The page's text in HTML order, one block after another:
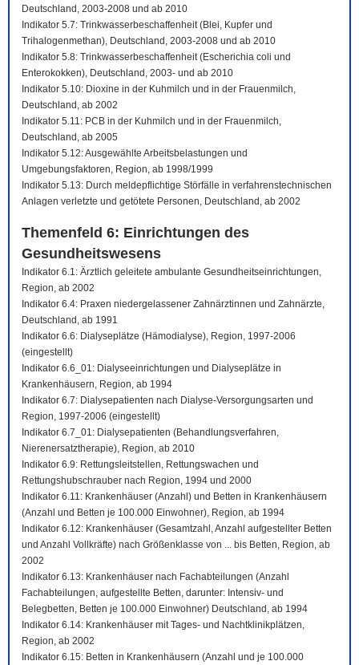
Deutschland, 2003-2008 und ab 2010
Indikator 5.7: Trinkwasserbeschaffenheit (Blei, Kupfer und
Trihalogenmethan), Deutschland, 2003-2008 und ab 2010
Indikator 5.8: Trinkwasserbeschaffenheit (Escherichia coli und
Enterokokken), Deutschland, 2003- und ab 2010
Indikator 5.10: Dioxine in der Kuhmilch und in der Frauenmilch,
Deutschland, ab 2002
Indikator 5.11: PCB in der Kuhmilch und in der Frauenmilch,
Deutschland, ab 2005
Indikator 5.12: Ausgewählte Arbeitsbelastungen und
Umgebungsfaktoren, Region, ab 1998/1999
Indikator 5.13: Durch meldepflichtige Störfälle in verfahrenstechnischen
Anlagen verletzte und getötete Personen, Deutschland, ab 2002
Themenfeld 6: Einrichtungen des
Gesundheitswesens
Indikator 6.1: Ärztlich geleitete ambulante Gesundheitseinrichtungen,
Region, ab 2002
Indikator 6.4: Praxen niedergelassener Zahnärztinnen und Zahnärzte,
Deutschland, ab 1991
Indikator 6.6: Dialyseplätze (Hämodialyse), Region, 1997-2006
(eingestellt)
Indikator 6.6_01: Dialyseeinrichtungen und Dialyseplätze in
Krankenhäusern, Region, ab 1994
Indikator 6.7: Dialysepatienten nach Dialyse-Versorgungsarten und
Region, 1997-2006 (eingestellt)
Indikator 6.7_01: Dialysepatienten (Behandlungsverfahren,
Nierenersatztherapie), Region, ab 2010
Indikator 6.9: Rettungsleitstellen, Rettungswachen und
Rettungshubschrauber nach Region, 1994 und 2000
Indikator 6.11: Krankenhäuser (Anzahl) und Betten in Krankenhäusern
(Anzahl und Betten je 100.000 Einwohner), Region, ab 1994
Indikator 6.12: Krankenhäuser (Gesamtzahl, Anzahl aufgestellter Betten
und Anzahl Vollkräfte) nach Größenklasse von ... bis Betten, Region, ab
2002
Indikator 6.13: Krankenhäuser nach Fachabteilungen (Anzahl
Fachabteilungen, aufgestellte Betten, darunter: Intensiv- und
Belegbetten, Betten je 100.000 Einwohner) Deutschland, ab 1994
Indikator 6.14: Krankenhäuser mit Tages- und Nachtklinikplätzen,
Region, ab 2002
Indikator 6.15: Betten in Krankenhäusern (Anzahl und je 100.000